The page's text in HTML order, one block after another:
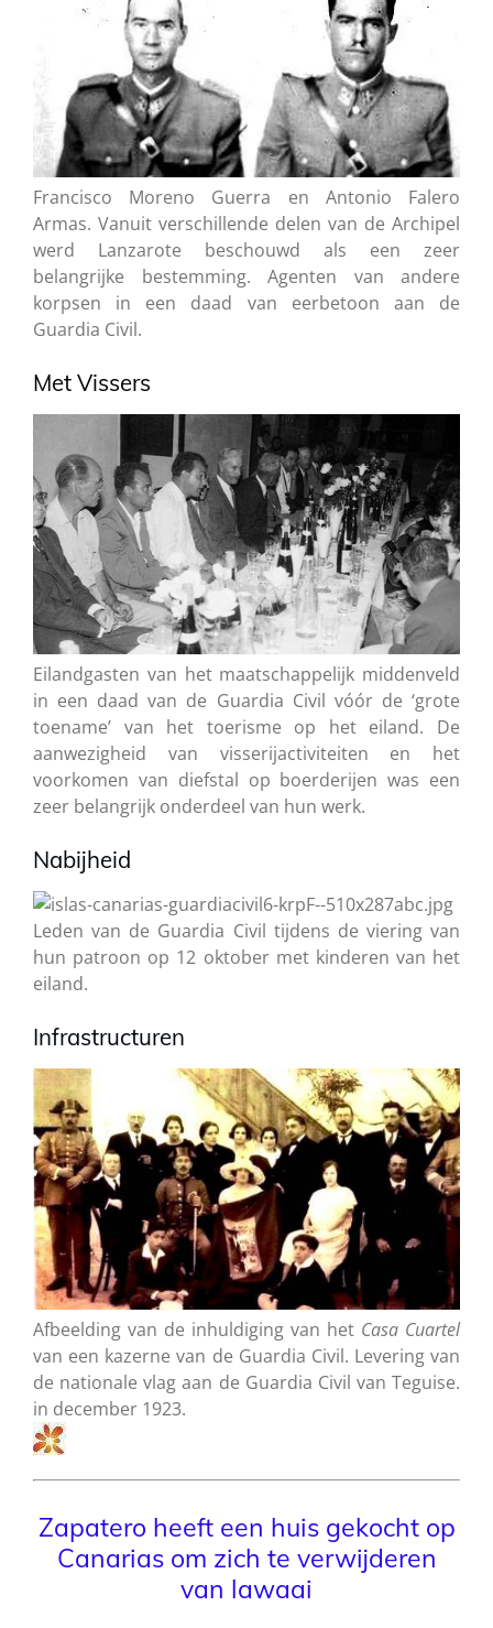
Francisco Moreno Guerra en Antonio Falero
Armas. Vanuit verschillende delen van de Archipel
werd Lanzarote beschouwd als een zeer
belangrijke bestemming. Agenten van andere
korpsen in een daad van eerbetoon aan de
Guardia Civil.
Met Vissers
Eilandgasten van het maatschappelijk middenveld
in een daad van de Guardia Civil vóór de ‘grote
toename’ van het toerisme op het eiland. De
aanwezigheid van visserijactiviteiten en het
voorkomen van diefstal op boerderijen was een
zeer belangrijk onderdeel van hun werk.
Nabijheid
Leden van de Guardia Civil tijdens de viering van
hun patroon op 12 oktober met kinderen van het
eiland.
Infrastructuren
Afbeelding van de inhuldiging van het Casa Cuartel
van een kazerne van de Guardia Civil. Levering van
de nationale vlag aan de Guardia Civil van Teguise.
in december 1923.
Zapatero heeft een huis gekocht op
Canarias om zich te verwijderen
van lawaai